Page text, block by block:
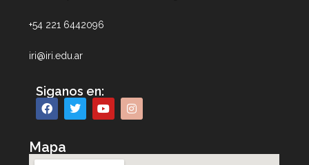
+54 221 6442096
iri@iri.edu.ar
Siganos en:
Mapa